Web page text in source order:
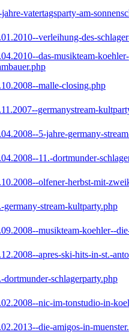
jahre-vatertagsparty-am-
verleihung-des-
das-musikteam-
malle-closing.php
germanystream-
5-jahre-germany-
11.-dortmunder-
olfener-herbst-mit-
germany-stream-kultparty.php
musikteam-koehler--
apres-ski-hits-in-st.-
dortmunder-schlagerparty.php
nic-im-tonstudio-in-
die-amigos-in-